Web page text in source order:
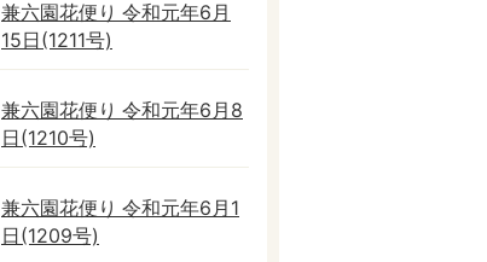
兼六園花便り 令和元年6月
15日(1211号)
兼六園花便り 令和元年6月8
日(1210号)
兼六園花便り 令和元年6月1
日(1209号)